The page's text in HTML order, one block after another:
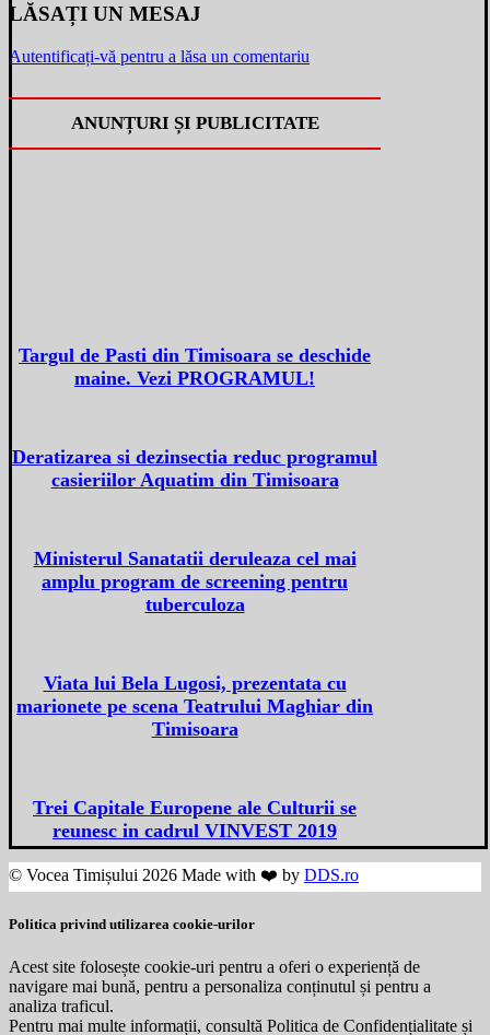
LĂSAȚI UN MESAJ
Autentificați-vă pentru a lăsa un comentariu
ANUNȚURI ȘI PUBLICITATE
Targul de Pasti din Timisoara se deschide
maine. Vezi PROGRAMUL!
Deratizarea si dezinsectia reduc programul
casieriilor Aquatim din Timisoara
Ministerul Sanatatii deruleaza cel mai
amplu program de screening pentru
tuberculoza
Viata lui Bela Lugosi, prezentata cu
marionete pe scena Teatrului Maghiar din
Timisoara
Trei Capitale Europene ale Culturii se
reunesc in cadrul VINVEST 2019
© Vocea Timișului 2026 Made with ❤️ by DDS.ro
Politica privind utilizarea cookie-urilor
Acest site folosește cookie-uri pentru a oferi o experiență de
navigare mai bună, pentru a personaliza conținutul și pentru a
analiza traficul.
Pentru mai multe informații, consultă Politica de Confidențialitate și